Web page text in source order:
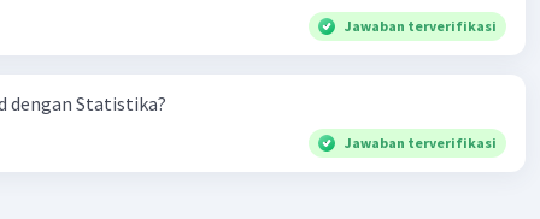
Jawaban terverifikasi
dengan Statistika?
Jawaban terverifikasi